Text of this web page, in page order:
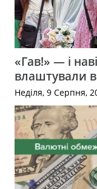
«Гав!» — і
влаштували
Неділя, 9 Серпня,